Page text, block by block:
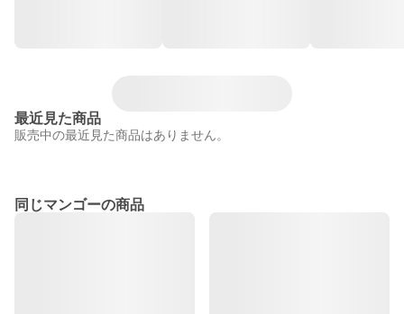
最近見た商品
販売中の最近見た商品はありません。
同じマンゴーの商品